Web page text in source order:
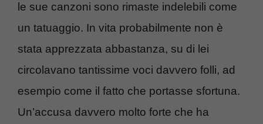
le sue canzoni sono rimaste indelebili come
un tatuaggio. In vita probabilmente non è
stata apprezzata abbastanza, su di lei
circolavano tantissime voci davvero folli, ad
esempio come il fatto che portasse sfortuna.
Un’accusa davvero molto forte che ha